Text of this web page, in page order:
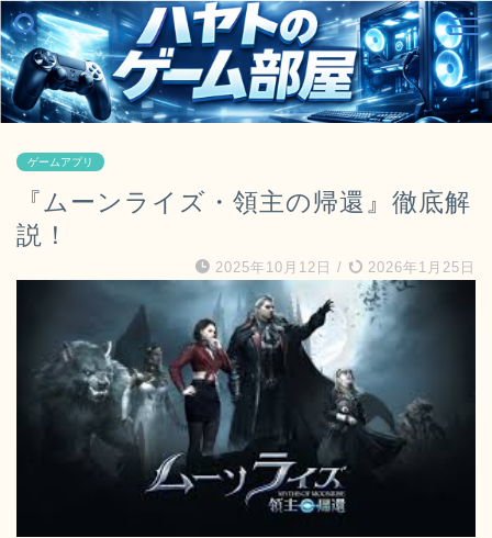
ゲームアプリ
『ムーンライズ・領主の帰還』徹底解
説！
2025年10月12日 / 2026年1月25日